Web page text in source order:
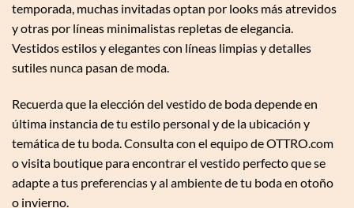
temporada, muchas invitadas optan por looks más atrevidos
y otras por líneas minimalistas repletas de elegancia.
Vestidos estilos y elegantes con líneas limpias y detalles
sutiles nunca pasan de moda.
Recuerda que la elección del vestido de boda depende en
última instancia de tu estilo personal y de la ubicación y
temática de tu boda. Consulta con el equipo de OTTRO.com
o visita boutique para encontrar el vestido perfecto que se
adapte a tus preferencias y al ambiente de tu boda en otoño
o invierno.